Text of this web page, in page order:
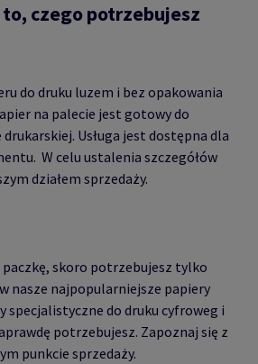
czego potrzebujesz
do druku luzem i bez opakowania
na palecie jest gotowy do
Usługa jest dostępna dla
W celu ustalenia szczegółów
działem sprzedaży.
paczkę, skoro potrzebujesz tylko
nasze najpopularniejsze papiery
specjalistyczne do druku cyfroweg i
potrzebujesz. Zapoznaj się z
punkcie sprzedaży.